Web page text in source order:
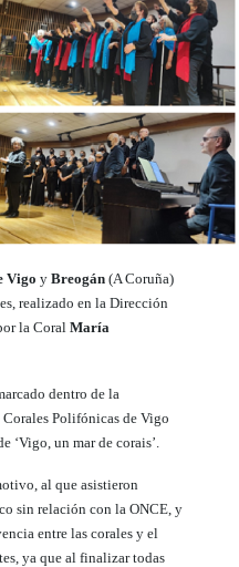
Vigo yBreogán(A Coruña)
realizado en la Dirección
la CoralMaría
dentro de la
Polifónicas de Vigo
‘Vigo, un mar de corais’.
al que asistieron
sin relación con la ONCE, y
entre las corales y el
ya que al finalizar todas